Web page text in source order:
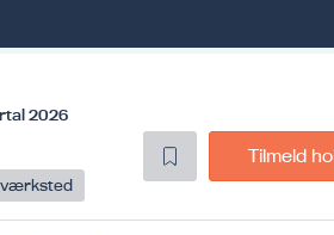
2026
Tilmeld